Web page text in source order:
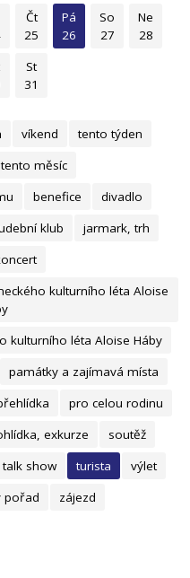
Čt
25
Pá
26
So
27
Ne
28
St
31
víkend
tento týden
tento měsíc
benefice
divadlo
klub
jarmark, trh
kulturního léta Aloise
kulturního léta Aloise Háby
památky a zajímavá místa
pro celou rodinu
exkurze
soutěž
talk show turista
výlet
pořad zájezd